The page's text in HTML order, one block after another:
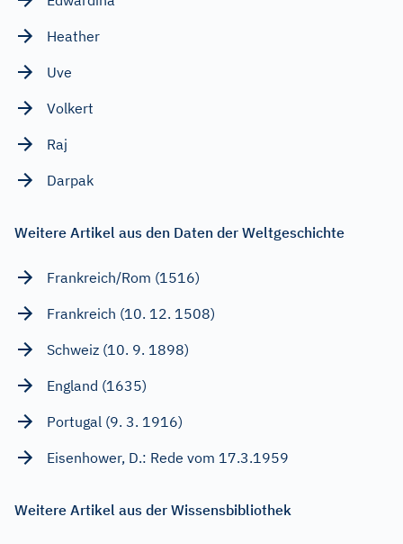
Heather
Uve
Volkert
Raj
Darpak
Weitere Artikel aus den Daten der Weltgeschichte
Frankreich/Rom (1516)
Frankreich (10. 12. 1508)
Schweiz (10. 9. 1898)
England (1635)
Portugal (9. 3. 1916)
Eisenhower, D.: Rede vom 17.3.1959
Weitere Artikel aus der Wissensbibliothek